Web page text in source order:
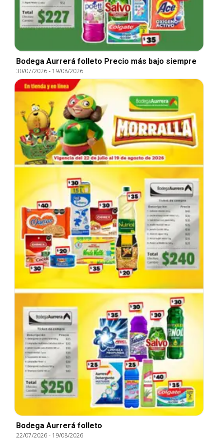
Bodega Aurrerá folleto Precio más bajo siempre
30/07/2026- 19/08/2026
Bodega Aurrerá folleto
22/07/2026- 19/08/2026